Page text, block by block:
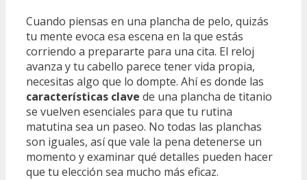
Cuando piensas en una plancha de pelo, quizás
tu mente evoca esa escena en la que estás
corriendo a prepararte para una cita. El reloj
avanza y tu cabello parece tener vida propia,
necesitas algo que lo dompte. Ahí es donde las
características clave de una plancha de titanio
se vuelven esenciales para que tu rutina
matutina sea un paseo. No todas las planchas
son iguales, así que vale la pena detenerse un
momento y examinar qué detalles pueden hacer
que tu elección sea mucho más eficaz.